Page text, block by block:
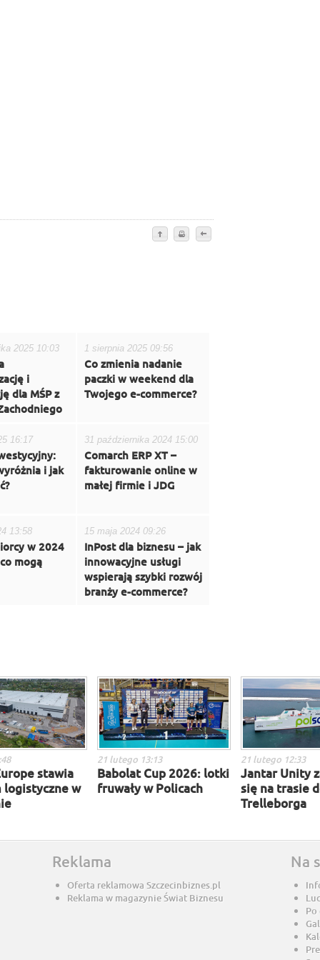
2025 10:03
i
dla MŚP z
1 sierpnia 2025 09:56
Co zmienia nadanie
paczki w weekend dla
Twojego e-commerce?
16:17
i jak
31 października 2024 15:00
Comarch ERP XT –
fakturowanie online w
małej firmie i JDG
13:58
w 2024
mogą
15 maja 2024 09:26
InPost dla biznesu – jak
innowacyjne usługi
wspierają szybki rozwój
branży e-commerce?
stawia
logistyczne w
21 lutego 13:13
Babolat Cup 2026: lotki
fruwały w Policach
21 lutego 12:33
Jantar Unity
się na trasie
Trelleborga
Reklama
Oferta reklamowa Szczecinbiznes.pl
Reklama w magazynie Świat Biznesu
Na